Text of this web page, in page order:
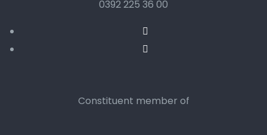
0392 225 36 00
Constituent member of